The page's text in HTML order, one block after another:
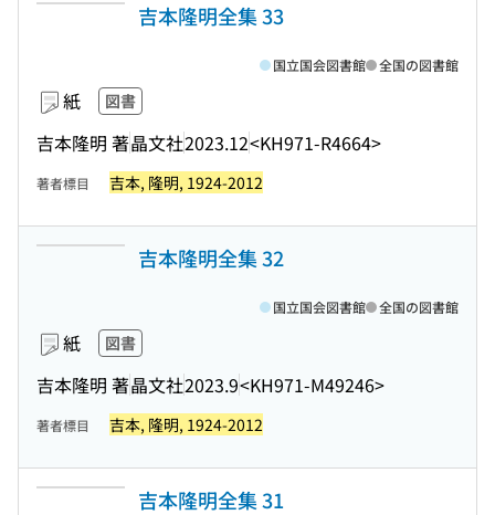
吉本隆明全集 33
紙 図書
吉本隆明 著晶文社2023.12<KH971-R4664>
国立国会図書館 全国の図書館
著者標目 吉本, 隆明, 1924-2012
吉本隆明全集 32
紙 図書
吉本隆明 著晶文社2023.9<KH971-M49246>
国立国会図書館 全国の図書館
著者標目 吉本, 隆明, 1924-2012
吉本隆明全集 31